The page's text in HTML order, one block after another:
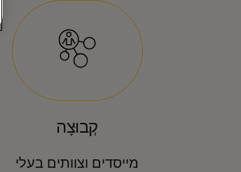
קְבוּצָה
מייסדים וצוותים בעלי